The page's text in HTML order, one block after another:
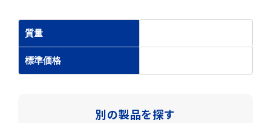
質量
標準価格
別の製品を探す